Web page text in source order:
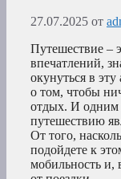
27.07.2025 от
Путешествие –
впечатлений,
окунуться в
о том, чтобы
отдых. И одним
путешествию
От того,
подойдете к
мобильность и,